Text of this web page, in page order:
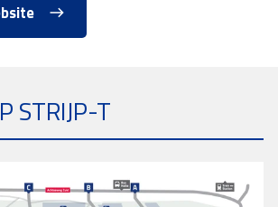
STRIJP-T